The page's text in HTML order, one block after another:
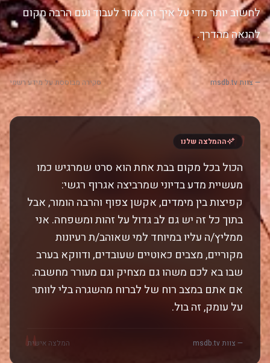
לחשוב יותר מדי על איך זה אמור לעבוד ועם הרבה מקום
להנאה מהדרך.
— צוות msdb.tv סקירה מבוססת על מידע רשמי
"
"
ההמלצה שלנו
הכול בכל מקום בבת אחת הוא סרט שמרגיש כמו
מעשיית מדע בדיוני שמרביצה אגרוף רגשי:
קפיצות בין מימדים, אקשן צפוף והרבה הומור, אבל
בתוך כל זה יש גם לב גדול על זהות ומשפחה. אני
ממליץ/ה עליו במיוחד למי שאוהב/ת רעיונות
מקוריים, מצבים כאוטיים שעובדים, ודווקא בערב
שבו בא לכם משהו גם מצחיק וגם מעורר מחשבה.
אם אתם במצב רוח של לברוח מהשגרה בלי לוותר
על עומק, זה בול.
— צוות msdb.tv המלצה אישית